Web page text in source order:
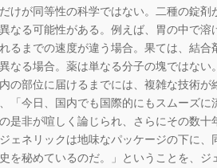
だけが同等性の科学ではない。二種の錠
なる可能性がある。例えば、胃の中で
るまでの速度が違う場合。果ては、結
なる場合。薬は単なる分子の塊ではな
の部位に届けるまでには、複雑な技術が
「今日、国内でも国際的にもスムーズ
是非が喧しく論じられ、さらにその数十
ェネリックは地味なパッケージの下に、
を秘めているのだ。」ということを、